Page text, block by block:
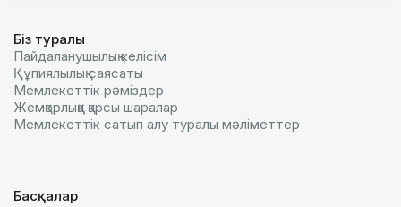
Біз туралы
Пайдаланушылық келiciм
Құпиялылық саясаты
Мемлекеттік рәміздер
Жемқорлыққа қарсы шаралар
Мемлекеттік сатып алу туралы мәлiметтер
Басқалар